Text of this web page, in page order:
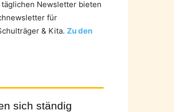
täglichen Newsletter bieten
für
& Kita. Zu den
sich ständig